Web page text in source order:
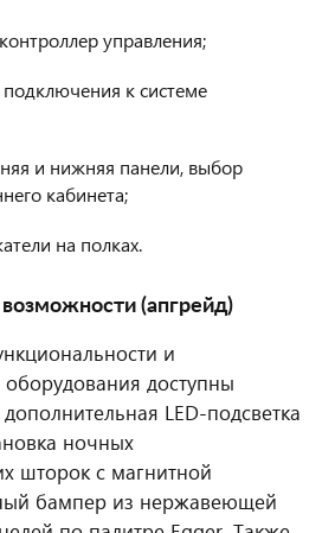
управления;
к системе
и нижняя панели, выбор
кабинета;
на полках.
(апгрейд)
и
доступны
LED-подсветка
ночных
шторок с магнитной
бампер из нержавеющей